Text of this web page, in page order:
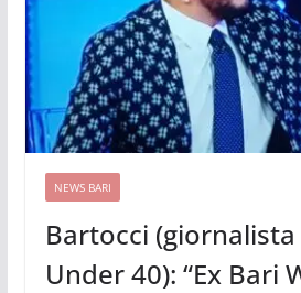
NEWS BARI
Bartocci
Under 40): “Ex Bari